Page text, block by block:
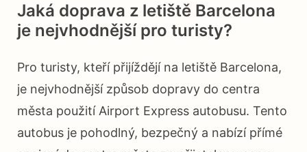
Jaká doprava z letiště Barcelona
je nejvhodnější pro turisty?
Pro turisty, kteří přijíždějí na letiště Barcelona,
je nejvhodnější způsob dopravy do centra
města použití Airport Express autobusu. Tento
autobus je pohodlný, bezpečný a nabízí přímé